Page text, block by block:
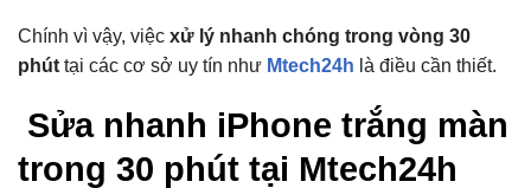
Chính vì vậy, việc xử lý nhanh chóng trong vòng 30
phút tại các cơ sở uy tín như Mtech24h là điều cần thiết.
Sửa nhanh iPhone trắng màn
trong 30 phút tại Mtech24h